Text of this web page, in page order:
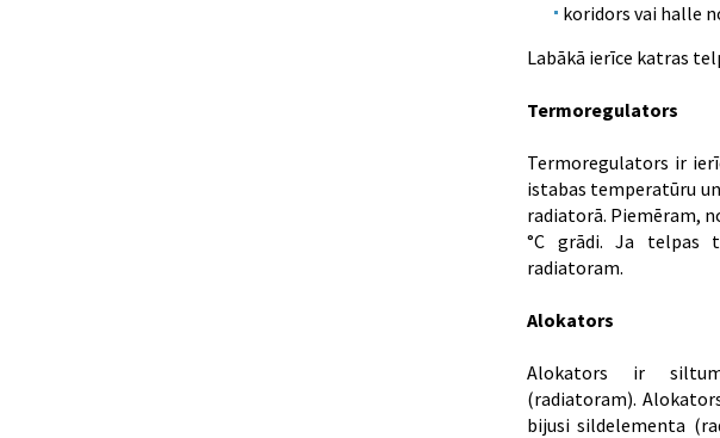
koridors vai halle
Labākā ierīce katras
Termoregulators
Termoregulators ir
istabas temperatūru
radiatorā. Piemēram,
°C grādi. Ja telpas
radiatoram.
Alokators
Alokators ir
(radiatoram).
bijusi sildelementa